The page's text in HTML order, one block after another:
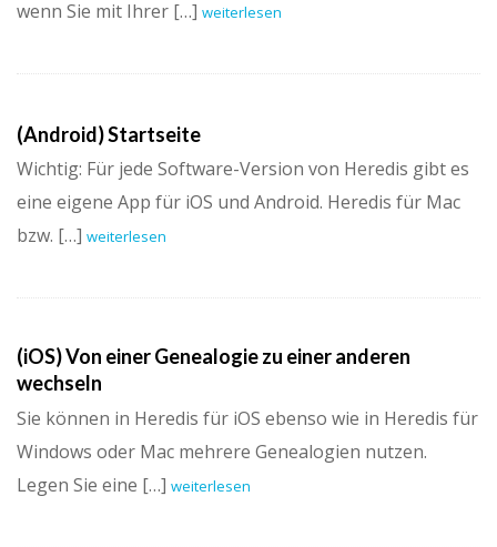
wenn Sie mit Ihrer […] weiterlesen
(Android) Startseite
Wichtig: Für jede Software-Version von Heredis gibt es
eine eigene App für iOS und Android. Heredis für Mac
bzw. […] weiterlesen
(iOS) Von einer Genealogie zu einer anderen
wechseln
Sie können in Heredis für iOS ebenso wie in Heredis für
Windows oder Mac mehrere Genealogien nutzen.
Legen Sie eine […] weiterlesen